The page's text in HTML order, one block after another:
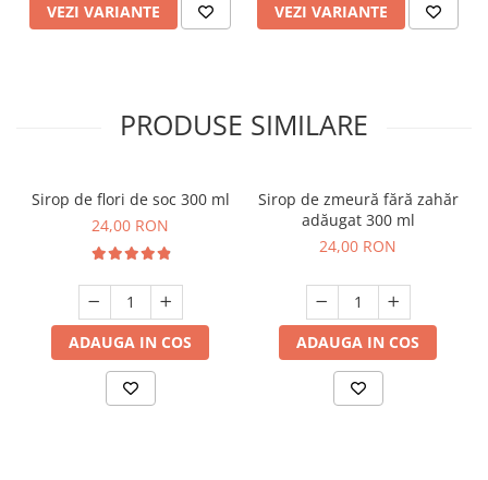
VEZI VARIANTE VEZI VARIANTE
PRODUSE SIMILARE
Sirop de flori de soc 300 ml
24,00 RON
ADAUGA IN COS
Sirop de zmeură fără zahăr
adăugat 300 ml
24,00 RON
ADAUGA IN COS